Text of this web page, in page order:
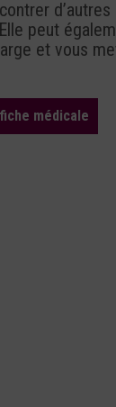
d’autres
peut
et vous
médicale